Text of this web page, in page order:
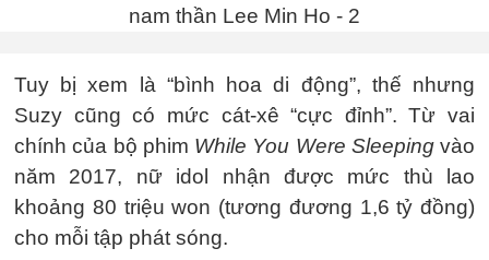
Tuy bị xem là “bình hoa di động”, thế nhưng
Suzy cũng có mức cát-xê “cực đỉnh”. Từ vai
chính của bộ phim While You Were Sleeping vào
năm 2017, nữ idol nhận được mức thù lao
khoảng 80 triệu won (tương đương 1,6 tỷ đồng)
cho mỗi tập phát sóng.